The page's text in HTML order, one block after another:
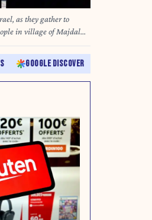
as they gather to
in village of Majdal
statement issued after a
leaders said the
political platform at the
which killed 12 young
has denied any
GOOGLE DISCOVER